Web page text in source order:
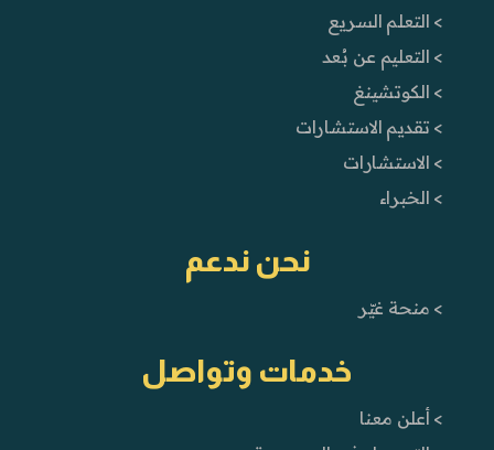
> التعلم السريع
> التعليم عن بُعد
> الكوتشينغ
> تقديم الاستشارات
> الاستشارات
> الخبراء
نحن ندعم
> منحة غيّر
خدمات وتواصل
> أعلن معنا